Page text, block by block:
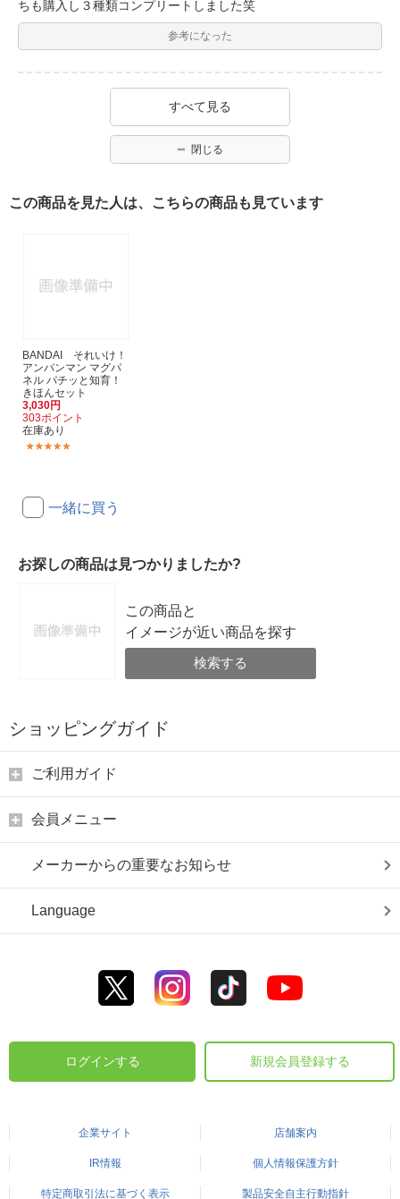
ちも購入し３種類コンプリートしました笑
参考になった
すべて見る
閉じる
この商品を見た人は、こちらの商品も見ています
BANDAI それいけ！
アンパンマン マグパ
ネル パチッと知育！
きほんセット
3,030円
303ポイント
在庫あり
一緒に買う
お探しの商品は見つかりましたか?
この商品と
イメージが近い商品を探す
検索する
ショッピングガイド
ご利用ガイド
会員メニュー
メーカーからの重要なお知らせ
Language
ログインする 新規会員登録する
企業サイト 店舗案内
IR情報 個人情報保護方針
特定商取引法に基づく表示 製品安全自主行動指針